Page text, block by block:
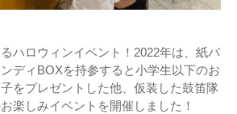
ハロウィンイベント！2022年は、紙パ
ディBOXを持参すると小学生以下のお
をプレゼントした他、仮装した鼓笛隊
楽しみイベントを開催しました！